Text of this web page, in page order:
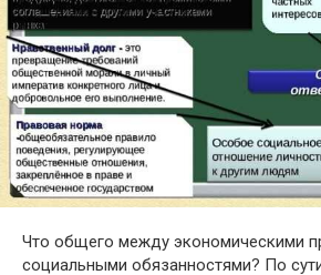
Что общего между экономическими
социальными обязанностями? По